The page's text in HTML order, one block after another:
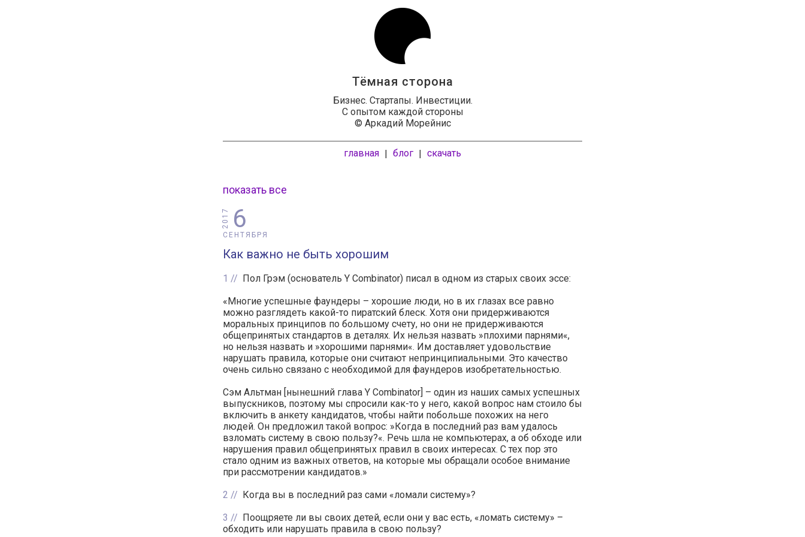
Тёмная сторона
Бизнес. Стартапы. Инвестиции.
С опытом каждой стороны
© Аркадий Морейнис
главная | блог | скачать
показать все
6
СЕНТЯБРЯ
2017
Как важно не быть хорошим
1
Пол Грэм (основатель Y Combinator) писал в одном из старых своих эссе:
«Многие успешные фаундеры – хорошие люди, но в их глазах все равно
можно разглядеть какой-то пиратский блеск. Хотя они придерживаются
моральных принципов по большому счету, но они не придерживаются
общепринятых стандартов в деталях. Их нельзя назвать »плохими парнями«,
но нельзя назвать и »хорошими парнями«. Им доставляет удовольствие
нарушать правила, которые они считают непринципиальными. Это качество
очень сильно связано с необходимой для фаундеров изобретательностью.
Сэм Альтман [нынешний глава Y Combinator] – один из наших самых успешных
выпускников, поэтому мы спросили как-то у него, какой вопрос нам стоило бы
включить в анкету кандидатов, чтобы найти побольше похожих на него
людей. Он предложил такой вопрос: »Когда в последний раз вам удалось
взломать систему в свою пользу?«. Речь шла не компьютерах, а об обходе или
нарушения правил общепринятых правил в своих интересах. С тех пор это
стало одним из важных ответов, на которые мы обращали особое внимание
при рассмотрении кандидатов.»
2
Когда вы в последний раз сами «ломали систему»?
3
Поощряете ли вы своих детей, если они у вас есть, «ломать систему» –
обходить или нарушать правила в свою пользу?